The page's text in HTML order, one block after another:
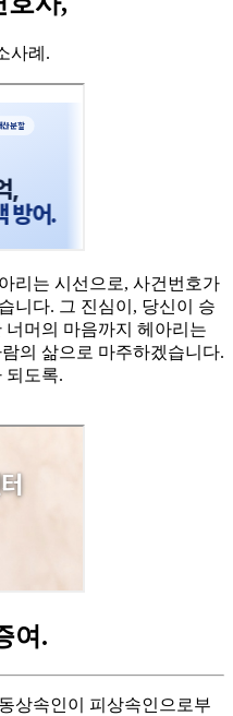
사례 .
리는 시선으로, 사건번호가
니다. 그 진심이, 당신이 승
너머의 마음까지 헤아리는
의 삶으로 마주하겠습니다.
되도록.
여 .
상속인이 피상속인으로부